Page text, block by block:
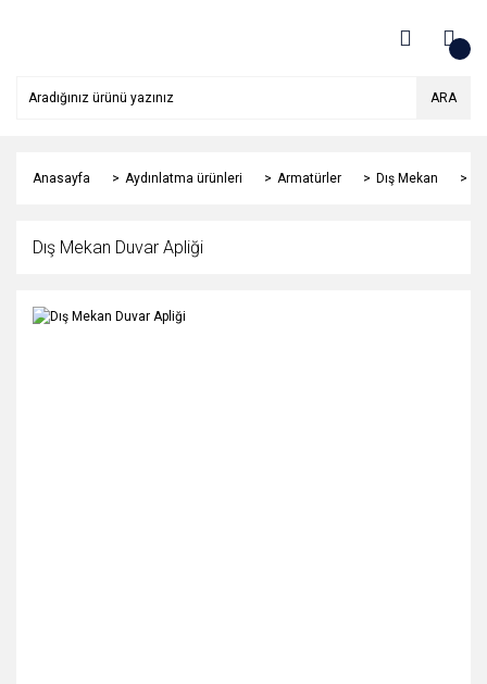
ARA
Anasayfa Aydınlatma ürünleri Armatürler Dış Mekan
Dış Mekan Duvar Apliği